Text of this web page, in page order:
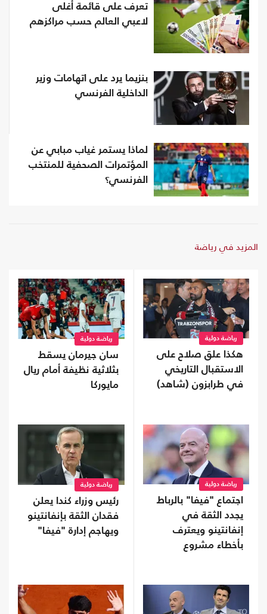
تعرف على قائمة أغلى
لاعبي العالم حسب مراكزهم
بنزيما يرد على اتهامات وزير
الداخلية الفرنسي
لماذا يستمر غياب مبابي عن
المؤتمرات الصحفية للمنتخب
الفرنسي؟
المزيد في رياضة
رياضة دولية
هكذا علق صلاح على
الاستقبال التاريخي
في طرابزون (شاهد)
رياضة دولية
سان جيرمان يسقط
بثلاثية نظيفة أمام ريال
مايوركا
رياضة دولية
اجتماع "فيفا" بالرباط
يجدد الثقة في
إنفانتينو ويعترف
بأخطاء مشروع
رياضة دولية
رئيس وزراء كندا يعلن
فقدان الثقة بإنفانتينو
ويهاجم إدارة "فيفا"